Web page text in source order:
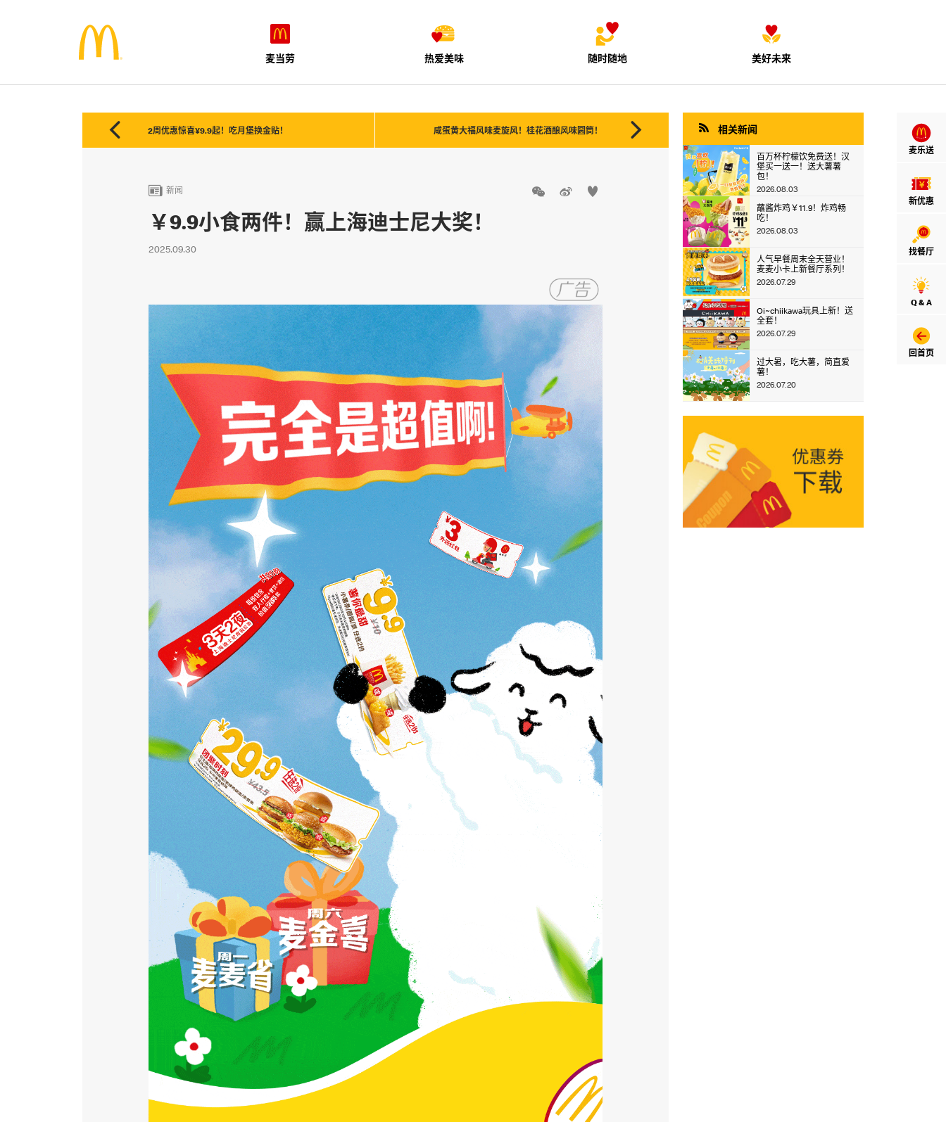
麦当劳 热爱美味 随时随地 美好未来
麦乐送
新优惠
找餐厅
Q & A
回首页
 2周优惠惊喜¥9.9起！吃月堡换金贴！ 
咸蛋黄大福风味麦旋风！桂花酒酿风味圆筒！
 新闻   
￥9.9小食两件！赢上海迪士尼大奖！
2025.09.30
 相关新闻
百万杯柠檬饮免费送！汉
堡买一送一！送大薯薯
包！
2026.08.03
蘸酱炸鸡￥11.9！炸鸡畅
吃！
2026.08.03
人气早餐周末全天营业！
麦麦小卡上新餐厅系列！
2026.07.29
Oi~chiikawa玩具上新！送
全套！
2026.07.29
过大暑，吃大薯，简直爱
薯！
2026.07.20